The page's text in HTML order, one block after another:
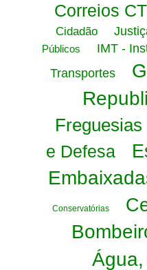
Correios
Cidadão
Públicos
IMT -
Transportes
Freguesias
e Defesa
Conservatórias